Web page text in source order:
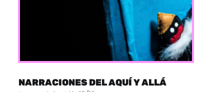
NARRACIONES DEL AQUÍ Y ALLÁ